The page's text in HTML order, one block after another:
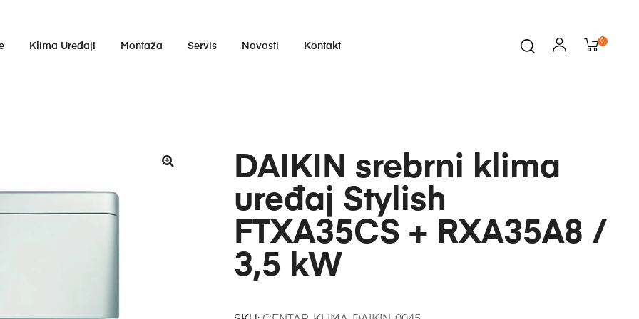
Klima Uređaji Montaža Servis Novosti Kontakt
0
DAIKIN srebrni klima
uređaj Stylish
FTXA35CS + RXA35A8 /
3,5 kW